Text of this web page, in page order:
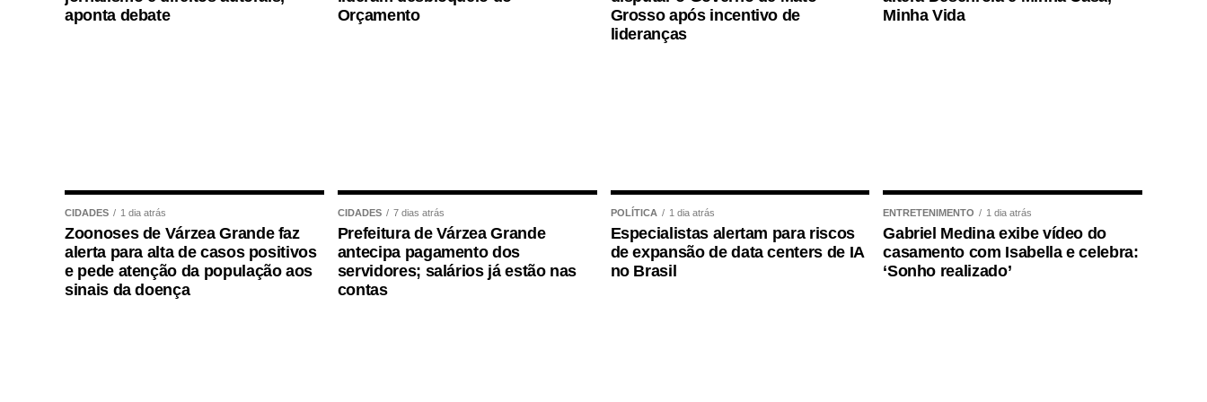
A depender do avanço das diligências, novos crimes poderão ser incluídos no inquérito.
aponta debate
Orçamento
Grosso após incentivo de
lideranças
Minha Vida
CIDADES 1 dia atrás
Zoonoses de Várzea Grande faz
alerta para alta de casos positivos
e pede atenção da população aos
sinais da doença
CIDADES 7 dias atrás
Prefeitura de Várzea Grande
antecipa pagamento dos
servidores; salários já estão nas
contas
POLÍTICA 1 dia atrás
Especialistas alertam para riscos
de expansão de data centers de IA
no Brasil
ENTRETENIMENTO 1 dia atrás
Gabriel Medina exibe vídeo do
casamento com Isabella e celebra:
‘Sonho realizado’